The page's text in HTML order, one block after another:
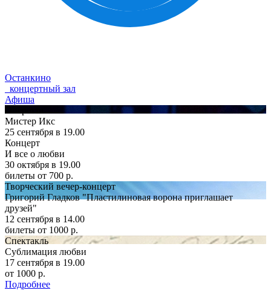
Останкино
концертный зал
Афиша
Мистер Икс
25 сентября в 19.00
Концерт
И все о любви
30 октября в 19.00
билеты от 700 р.
Творческий вечер-концерт
Григорий Гладков "Пластилиновая ворона приглашает
друзей"
12 сентября в 14.00
билеты от 1000 р.
Спектакль
Сублимация любви
17 сентября в 19.00
от 1000 р.
Подробнее